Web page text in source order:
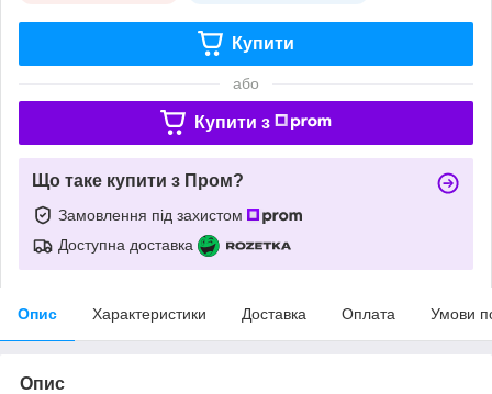
Купити
або
Купити з
Що таке купити з Пром?
Замовлення під захистом
Доступна доставка
Опис Характеристики Доставка Оплата Умови
Опис